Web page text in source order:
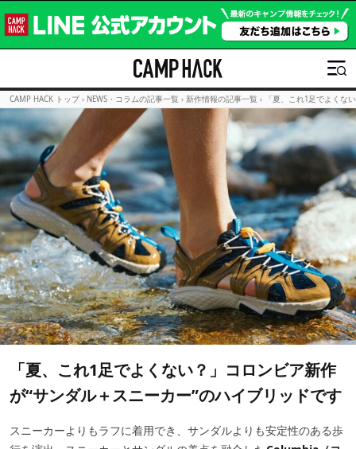
CAMP HACK トップ › NEWS・コラムの記事一覧 › 新作情報の記事一覧 › 「夏、これ1足でよくな
「夏、これ1足でよくない？」コロンビア新作
が“サンダル＋スニーカー”のハイブリッドです
スニーカーよりもラフに着用でき、サンダルよりも安定性のある歩